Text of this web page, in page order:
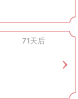
71天后